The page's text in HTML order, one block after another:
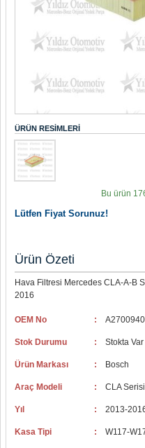
ÜRÜN RESIMLERI
Bu ürün
Lütfen Fiyat Sorunuz!
Ürün Özeti
Hava Filtresi Mercedes CLA-A-B
2016
OEM No :
Stok Durumu : Stokta Var
Ürün Markası : Bosch
Araç Modeli : CLA Serisi
Yıl : 2013-
Kasa Tipi : W117-